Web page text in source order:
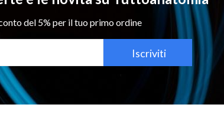
del 5% per il tuo primo ordine
Iscriviti